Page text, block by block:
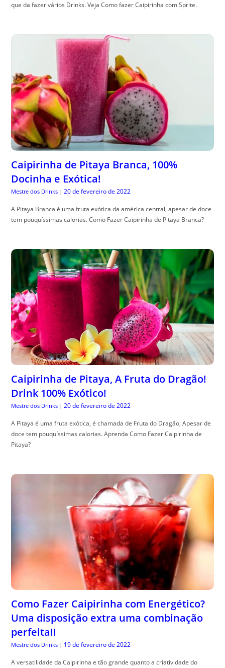
que da fazer vários Drinks. Veja Como fazer Caipirinha com Sprite.
Caipirinha de Pitaya Branca, 100%
Docinha e Exótica!
Mestre dos Drinks | 20 de fevereiro de 2022
A Pitaya Branca é uma fruta exótica da américa central, apesar de doce
tem pouquíssimas calorias. Como Fazer Caipirinha de Pitaya Branca?
Caipirinha de Pitaya, A Fruta do Dragão!
Drink 100% Exótico!
Mestre dos Drinks | 20 de fevereiro de 2022
A Pitaya é uma fruta exótica, é chamada de Fruta do Dragão, Apesar de
doce tem pouquíssimas calorias. Aprenda Como Fazer Caipirinha de
Pitaya?
Como Fazer Caipirinha com Energético?
Uma disposição extra uma combinação
perfeita!!
Mestre dos Drinks | 19 de fevereiro de 2022
A versatilidade da Caipirinha e tão grande quanto a criatividade do